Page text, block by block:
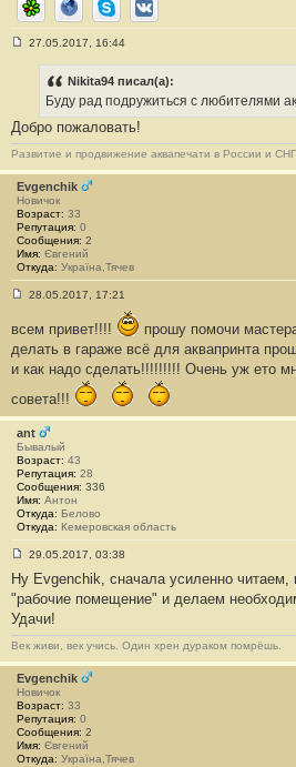
ICQ СайтSkypeВКонтакте
н
и
е
#
1
3
0
2
27.05.2017, 16:44
Nikita94 писал(а):
Буду рад подружиться с любителями
Добро пожаловать!
Развитие и продвижение аквапечати в России и
Evgenchik
Новичок
Возраст: 33
Репутация: 0
Сообщения: 2
Имя: Євгений
Откуда: Україна,Тячев
о
б
щ
е
и
#
1
3
0
3
28.05.2017, 17:21
всем привет!!!!
прошу помочи
делать в гараже всё для аквапринта
и как надо сделать!!!!!!!!! Очень уж ето
совета!!!
ant
Бывалый
Возраст: 43
Репутация: 28
Сообщения: 336
Имя: Антон
Откуда: Белово
Откуда: Кемеровская область
о
о
б
щ
е
н
е
#
1
3
0
4
29.05.2017, 03:38
Ну Evgenchik, сначала усиленно
"рабочие помещение" и делаем
Удачи!
Век живи, век учись. Один хрен дураком помрёшь.
Evgenchik
Новичок
Возраст: 33
Репутация: 0
Сообщения: 2
Имя: Євгений
Откуда: Україна,Тячев